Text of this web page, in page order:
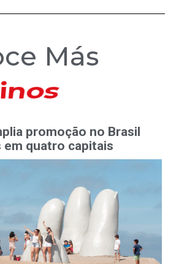
Más
promoção no Brasil
em quatro capitais